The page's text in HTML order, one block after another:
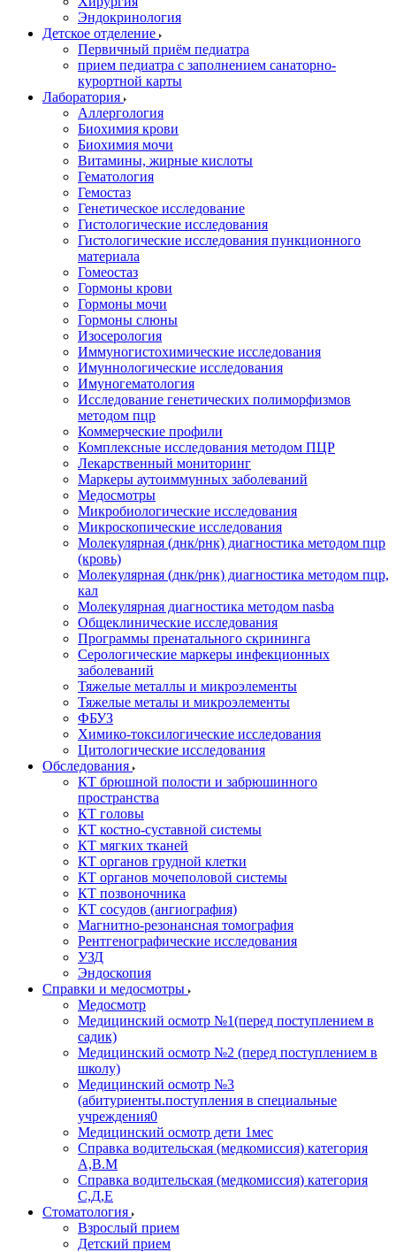
Эндокринология
Детское отделение
Первичный приём педиатра
прием педиатра с заполнением санаторно-
курортной карты
Лаборатория
Аллергология
Биохимия крови
Биохимия мочи
Витамины, жирные кислоты
Гематология
Гемостаз
Генетическое исследование
Гистологические исследования
Гистологические исследования пункционного
материала
Гомеостаз
Гормоны крови
Гормоны мочи
Гормоны слюны
Изосерология
Иммуногистохимические исследования
Имуннологические исследования
Имуногематология
Исследование генетических полиморфизмов
методом пцр
Коммерческие профили
Комплексные исследования методом ПЦР
Лекарственный мониторинг
Маркеры аутоиммунных заболеваний
Медосмотры
Микробиологические исследования
Микроскопические исследования
Молекулярная (днк/рнк) диагностика методом пцр
(кровь)
Молекулярная (днк/рнк) диагностика методом пцр,
кал
Молекулярная диагностика методом nasba
Общеклинические исследования
Программы пренатального скрининга
Серологические маркеры инфекционных
заболеваний
Тяжелые металлы и микроэлементы
Тяжелые металы и микроэлементы
ФБУЗ
Химико-токсилогические исследования
Цитологические исследования
Обследования
КТ брюшной полости и забрюшинного
пространства
КТ головы
КТ костно-суставной системы
КТ мягких тканей
КТ органов грудной клетки
КТ органов мочеполовой системы
КТ позвоночника
КТ сосудов (ангиография)
Магнитно-резонансная томография
Рентгенографические исследования
УЗД
Эндоскопия
Справки и медосмотры
Медосмотр
Медицинский осмотр №1(перед поступлением в
садик)
Медицинский осмотр №2 (перед поступлением в
школу)
Медицинский осмотр №3
(абитуриенты.поступления в специальные
учреждения0
Медицинский осмотр дети 1мес
Справка водительская (медкомиссия) категория
А,В.М
Справка водительская (медкомиссия) категория
С,Д,Е
Стоматология
Взрослый прием
Детский прием